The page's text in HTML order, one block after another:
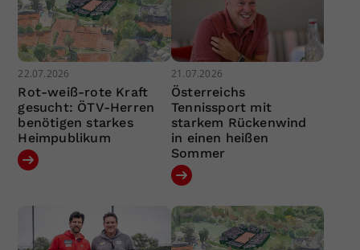
22.07.2026
Rot-weiß-rote Kraft
gesucht: ÖTV-Herren
benötigen starkes
Heimpublikum
21.07.2026
Österreichs
Tennissport mit
starkem Rückenwind
in einen heißen
Sommer